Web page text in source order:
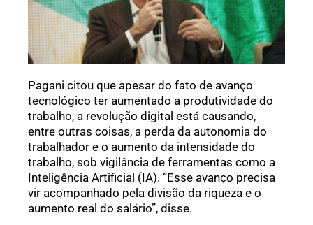
Pagani citou que apesar do fato de avanço
tecnológico ter aumentado a produtividade do
trabalho, a revolução digital está causando,
entre outras coisas, a perda da autonomia do
trabalhador e o aumento da intensidade do
trabalho, sob vigilância de ferramentas como a
Inteligência Artificial (IA). “Esse avanço precisa
vir acompanhado pela divisão da riqueza e o
aumento real do salário”, disse.